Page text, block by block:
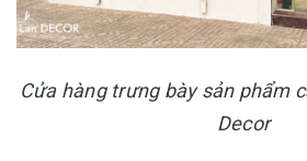
Cửa hàng trưng bày sản phẩm
Decor